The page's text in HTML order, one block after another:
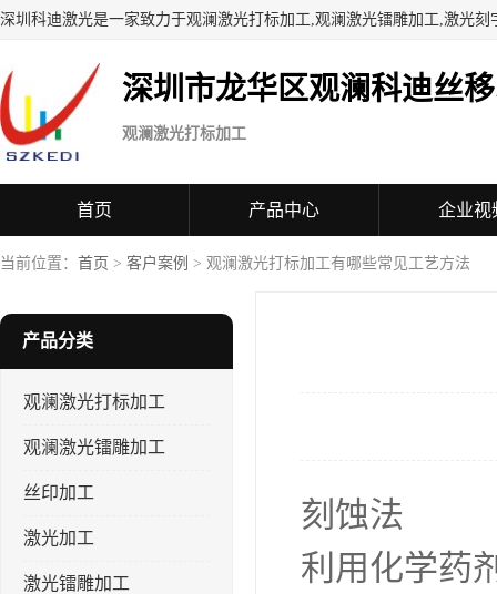
深圳科迪激光是一家致力于观澜激光打标加工,观澜激光镭雕加工,激光
深圳市龙华区观澜科迪丝
观澜激光打标加工
首页 产品中心 企业视
当前位置： 首页 > 客户案例 > 观澜激光打标加工有哪些常见工艺方法
产品分类
观澜激光打标加工
观澜激光镭雕加工
丝印加工
激光加工
激光镭雕加工
刻蚀法
利用化学药